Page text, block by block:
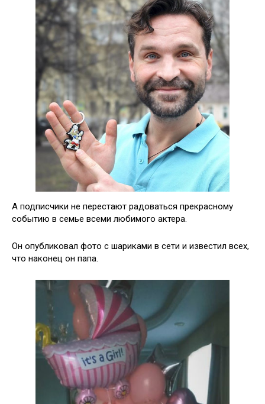
А подписчики не перестают радоваться прекрасному
событию в семье всеми любимого актера.
Он опубликовал фото с шариками в сети и известил всех,
что наконец он папа.